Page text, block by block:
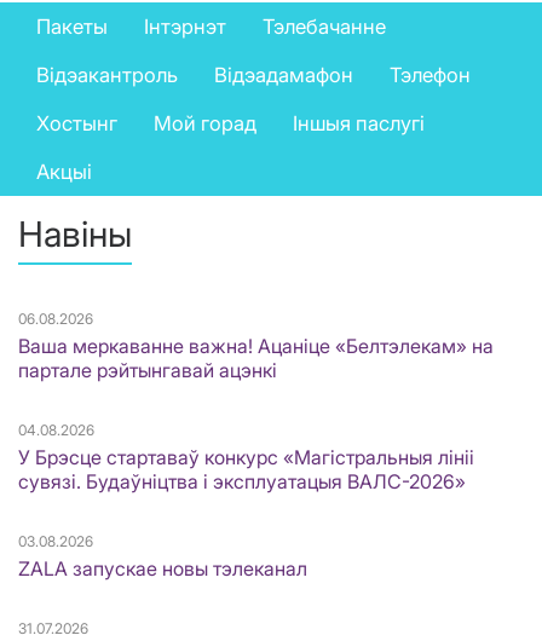
Private
services
menu
Пакеты Інтэрнэт
Тэлебачанне
Відэакантроль
Відэадамафон
Тэлефон
Хостынг
Мой горад
Іншыя паслугі
Акцыі
Навіны
06.08.2026
Ваша меркаванне важна! Ацаніце «Белтэлекам» на
партале рэйтынгавай ацэнкі
04.08.2026
У Брэсце стартаваў конкурс «Магістральныя лініі
сувязі. Будаўніцтва і эксплуатацыя ВАЛС-2026»
03.08.2026
ZALA запускае новы тэлеканал
31.07.2026